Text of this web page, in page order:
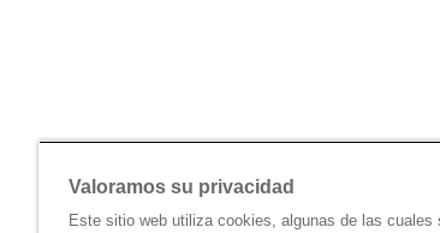
Valoramos su privacidad
Este sitio web utiliza cookies, algunas de las cuales